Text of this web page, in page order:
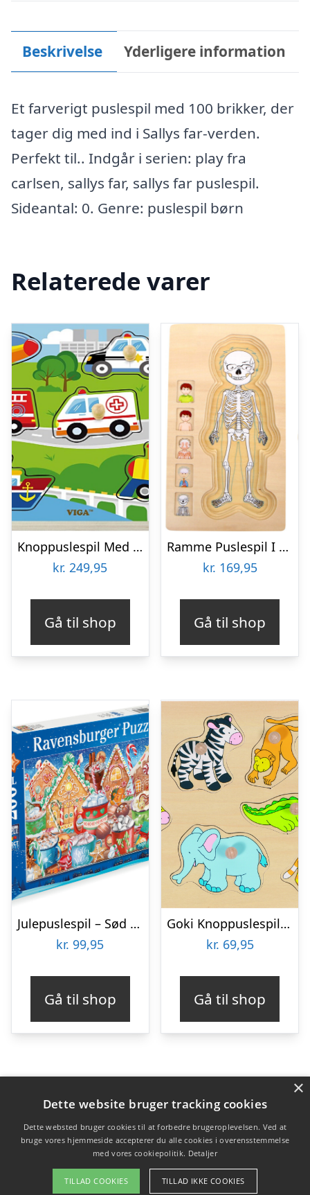
Beskrivelse Yderligere information
Et farverigt puslespil med 100 brikker, der
tager dig med ind i Sallys far-verden.
Perfekt til.. Indgår i serien: play fra
carlsen, sallys far, sallys far puslespil.
Sideantal: 0. Genre: puslespil børn
Relaterede varer
Knoppuslespil Med Lyd – Transport – Træ – Viga
kr. 249,95
Gå til shop
Ramme Puslespil I Træ – Anatomi – Dreng – Small Foot
kr. 169,95
Gå til shop
Julepuslespil – Sød Jul – 200 Xxl Brikker – Ravensburger
kr. 99,95
Gå til shop
Goki Knoppuslespil – Zoo Dyr – Træ – 8 Brikker
kr. 69,95
Gå til shop
Varekategorier
Produkter
×
Dette website bruger tracking cookies
Dette websted bruger cookies til at forbedre brugeroplevelsen. Ved at
bruge vores hjemmeside accepterer du alle cookies i overensstemmelse
med vores cookiepolitik. Detaljer
TILLAD COOKIES TILLAD IKKE COOKIES